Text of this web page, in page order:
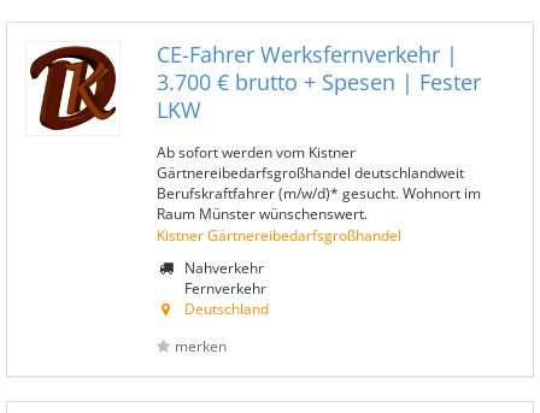
CE-Fahrer Werksfernverkehr |
3.700 € brutto + Spesen | Fester
LKW
Ab sofort werden vom Kistner
Gärtnereibedarfsgroßhandel deutschlandweit
Berufskraftfahrer (m/w/d)* gesucht. Wohnort im
Raum Münster wünschenswert.
Kistner Gärtnereibedarfsgroßhandel
Nahverkehr
Fernverkehr
Deutschland
merken